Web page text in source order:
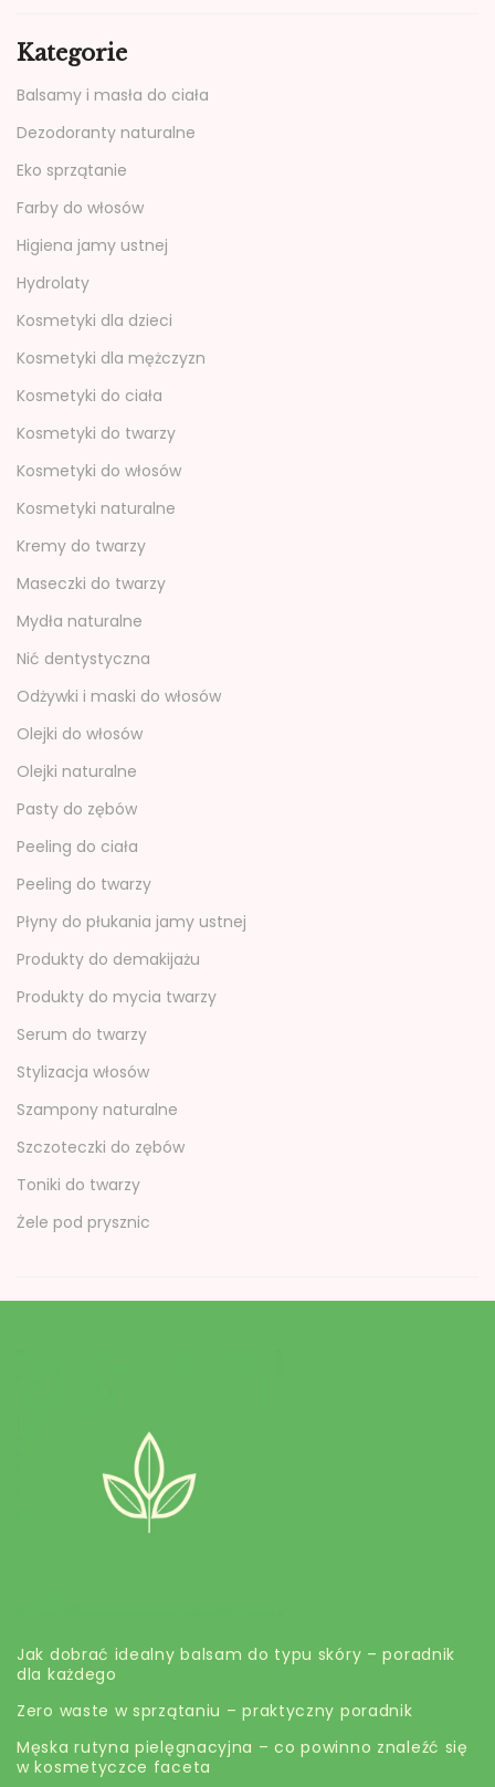
Kategorie
Balsamy i masła do ciała
Dezodoranty naturalne
Eko sprzątanie
Farby do włosów
Higiena jamy ustnej
Hydrolaty
Kosmetyki dla dzieci
Kosmetyki dla mężczyzn
Kosmetyki do ciała
Kosmetyki do twarzy
Kosmetyki do włosów
Kosmetyki naturalne
Kremy do twarzy
Maseczki do twarzy
Mydła naturalne
Nić dentystyczna
Odżywki i maski do włosów
Olejki do włosów
Olejki naturalne
Pasty do zębów
Peeling do ciała
Peeling do twarzy
Płyny do płukania jamy ustnej
Produkty do demakijażu
Produkty do mycia twarzy
Serum do twarzy
Stylizacja włosów
Szampony naturalne
Szczoteczki do zębów
Toniki do twarzy
Żele pod prysznic
EKO butik
Jak dobrać idealny balsam do typu skóry – poradnik
dla każdego
Zero waste w sprzątaniu – praktyczny poradnik
Męska rutyna pielęgnacyjna – co powinno znaleźć się
w kosmetyczce faceta